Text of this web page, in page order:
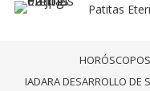
Patitas
IADARA DESARROLLO DE